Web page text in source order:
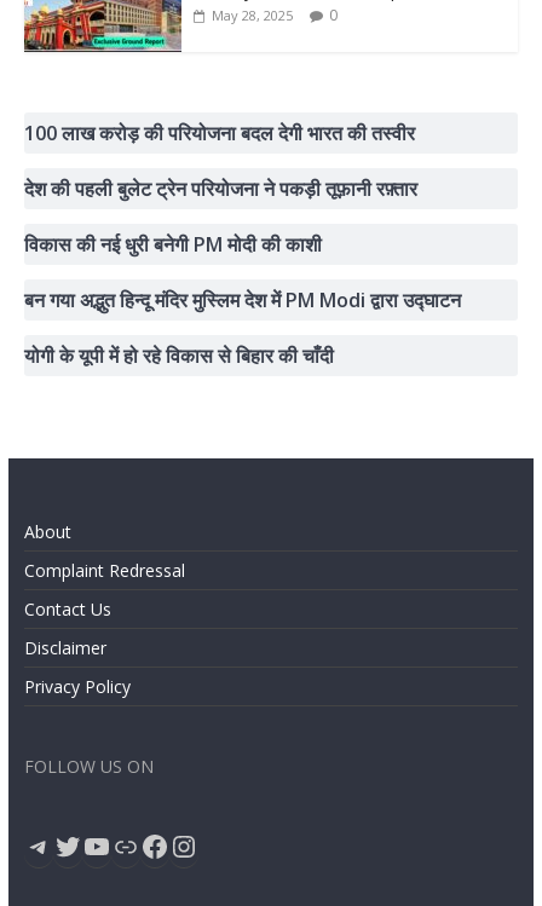
May 28, 2025 0
100 लाख करोड़ की परियोजना बदल देगी भारत की तस्वीर
देश की पहली बुलेट ट्रेन परियोजना ने पकड़ी तूफ़ानी रफ़्तार
विकास की नई धुरी बनेगी PM मोदी की काशी
बन गया अद्भुत हिन्दू मंदिर मुस्लिम देश में PM Modi द्वारा उद्घाटन
योगी के यूपी में हो रहे विकास से बिहार की चाँदी
About
Complaint Redressal
Contact Us
Disclaimer
Privacy Policy
FOLLOW US ON
Telegram
Twitter
YouTube
LinkFacebook
Instagram